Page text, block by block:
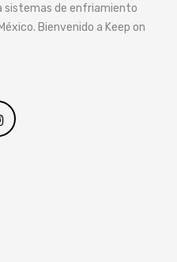
sistemas de enfriamiento
Bienvenido a Keep on